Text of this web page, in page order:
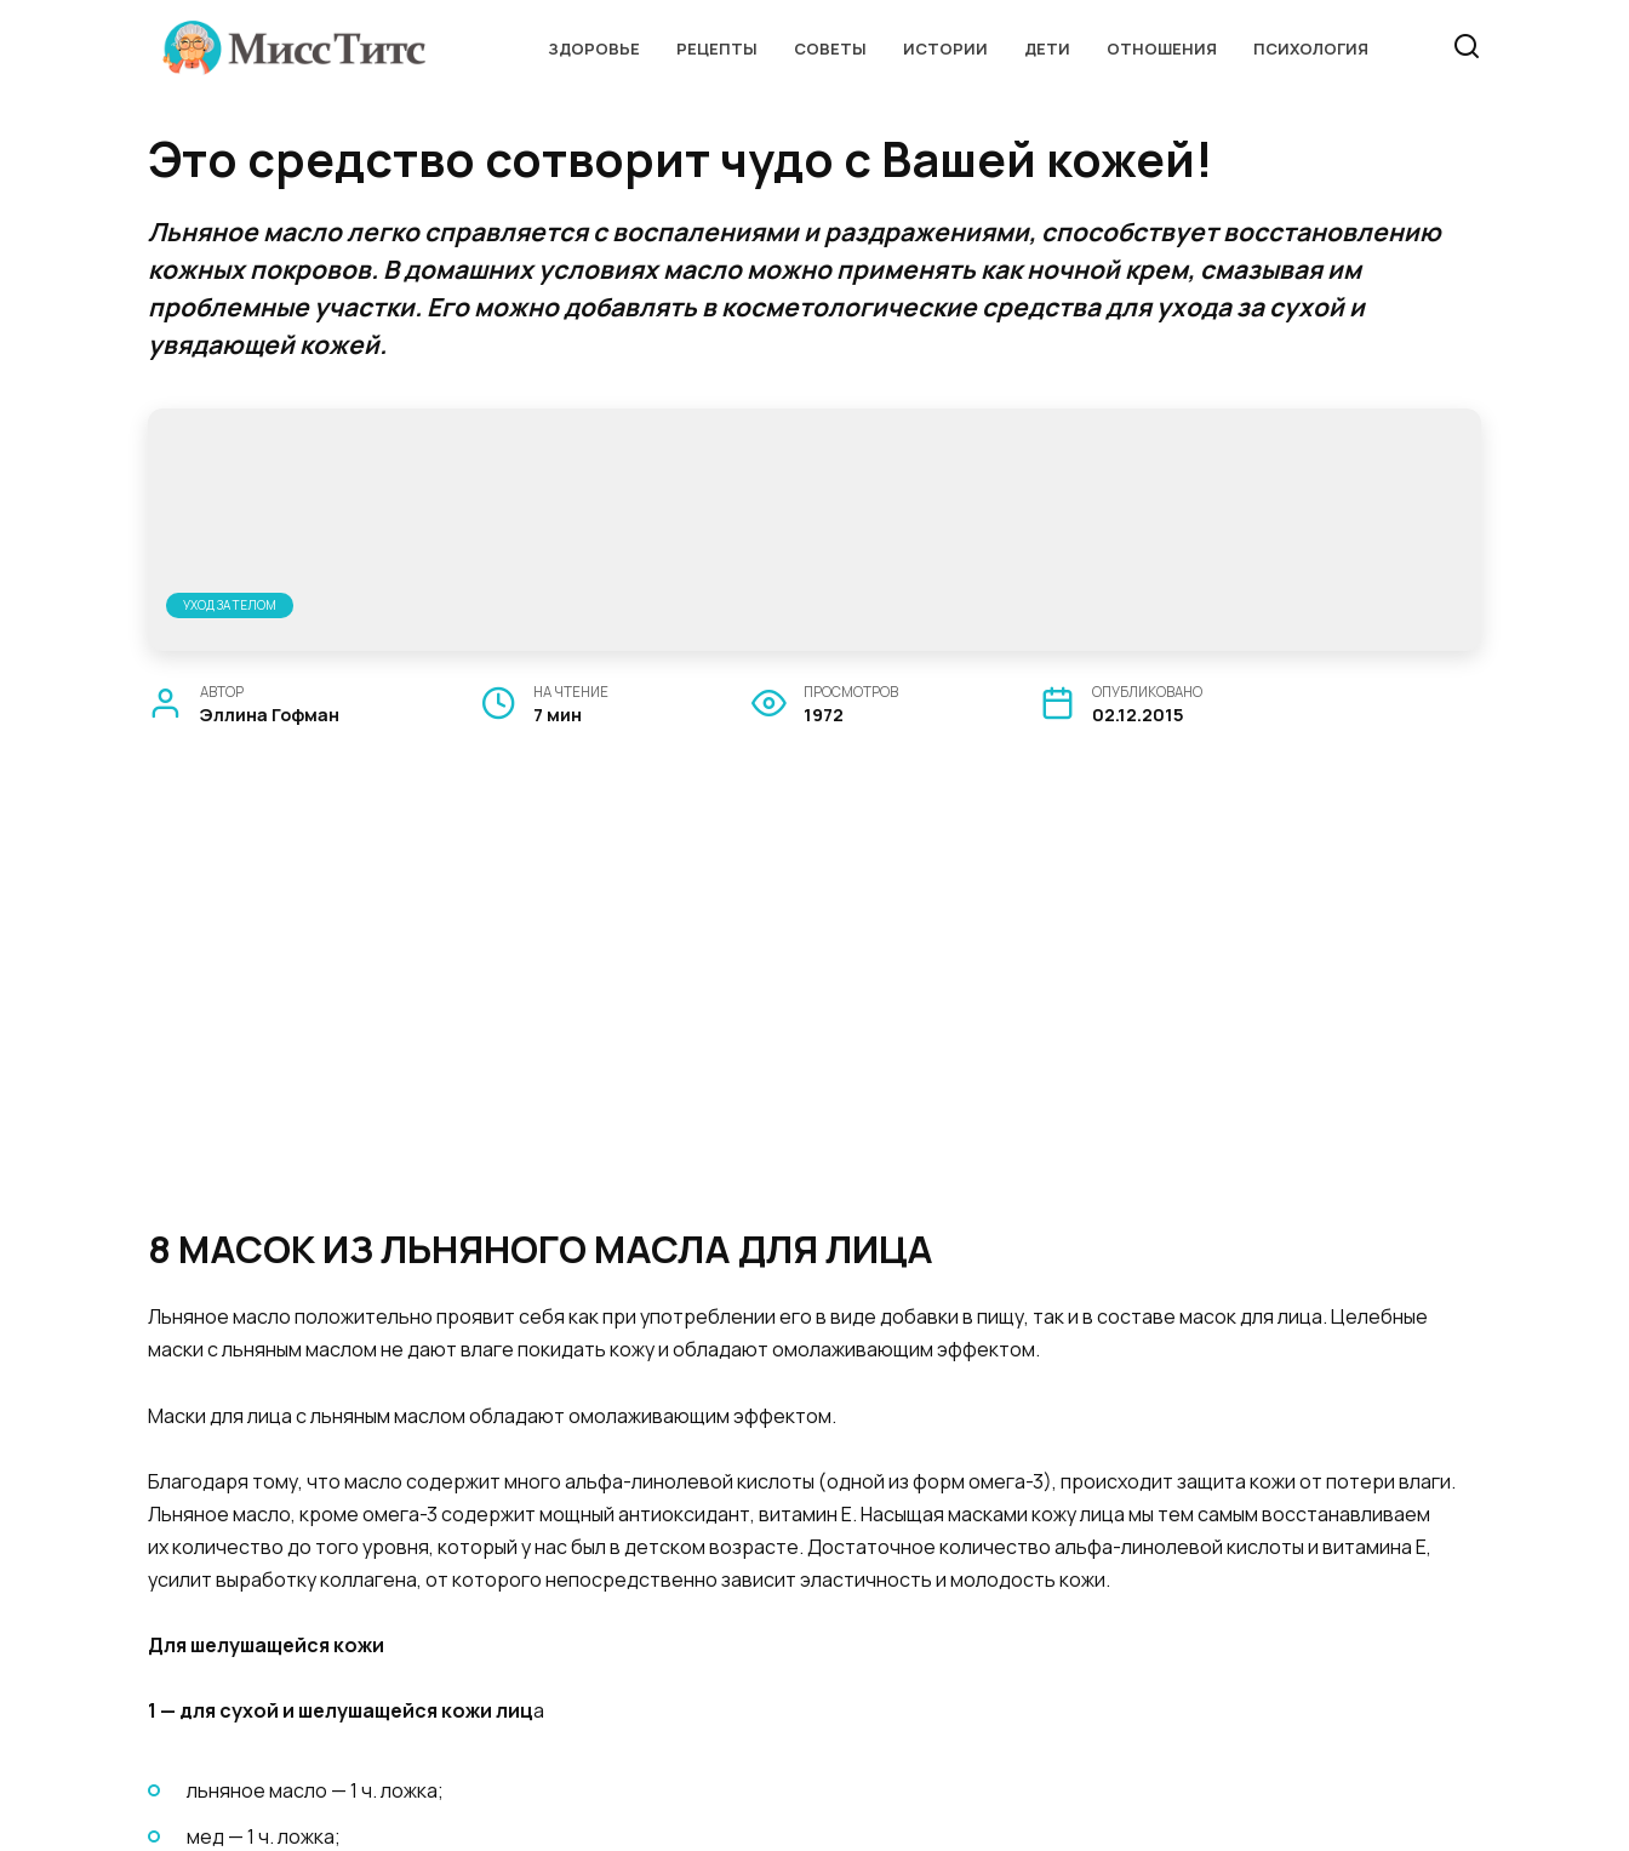
ЗДОРОВЬЕ РЕЦЕПТЫ СОВЕТЫ ИСТОРИИ ДЕТИ ОТНОШЕНИЯ ПСИХОЛОГИЯ
Это средство сотворит чудо с Вашей кожей!
Льняное масло легко справляется с воспалениями и раздражениями, способствует восстановлению
кожных покровов. В домашних условиях масло можно применять как ночной крем, смазывая им
проблемные участки. Его можно добавлять в косметологические средства для ухода за сухой и
увядающей кожей.
УХОД ЗА ТЕЛОМ
АВТОР
Эллина Гофман
НА ЧТЕНИЕ
7 мин
ПРОСМОТРОВ
1972
ОПУБЛИКОВАНО
02.12.2015
8 МАСОК ИЗ ЛЬНЯНОГО МАСЛА ДЛЯ ЛИЦА
Льняное масло положительно проявит себя как при употреблении его в виде добавки в пищу, так и в составе масок для лица. Целебные
маски с льняным маслом не дают влаге покидать кожу и обладают омолаживающим эффектом.
Маски для лица с льняным маслом обладают омолаживающим эффектом.
Благодаря тому, что масло содержит много альфа-линолевой кислоты (одной из форм омега-3), происходит защита кожи от потери влаги.
Льняное масло, кроме омега-3 содержит мощный антиоксидант, витамин Е. Насыщая масками кожу лица мы тем самым восстанавливаем
их количество до того уровня, который у нас был в детском возрасте. Достаточное количество альфа-линолевой кислоты и витамина Е,
усилит выработку коллагена, от которого непосредственно зависит эластичность и молодость кожи.
Для шелушащейся кожи
1 — для сухой и шелушащейся кожи лица
льняное масло — 1 ч. ложка;
мед — 1 ч. ложка;